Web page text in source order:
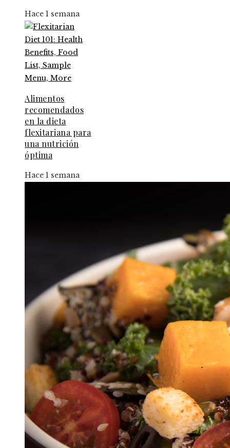
Hace 1 semana
Alimentos
recomendados
en la dieta
flexitariana para
una nutrición
óptima
Hace 1 semana